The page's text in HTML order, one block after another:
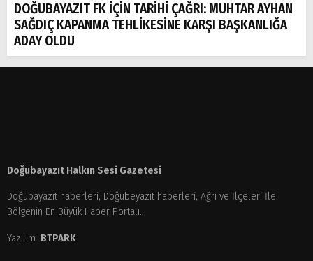
DOĞUBAYAZIT FK İÇİN TARİHİ ÇAĞRI: MUHTAR AYHAN
SAĞDIÇ KAPANMA TEHLİKESİNE KARŞI BAŞKANLIĞA
ADAY OLDU
Doğubayazıt Halkın Sesi Gazetesi
Doğubayazıt haberleri, Doğubeyazıt haberleri, Ağrı ve İlçeleri İle
Bölgenin En Büyük Haber Portalı...
Yazılım: BTPARK